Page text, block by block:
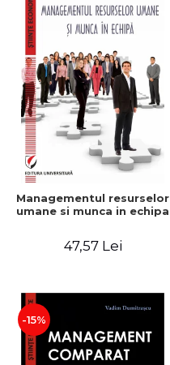
Managementul resurselor
umane si munca in echipa
47,57 Lei
-15%